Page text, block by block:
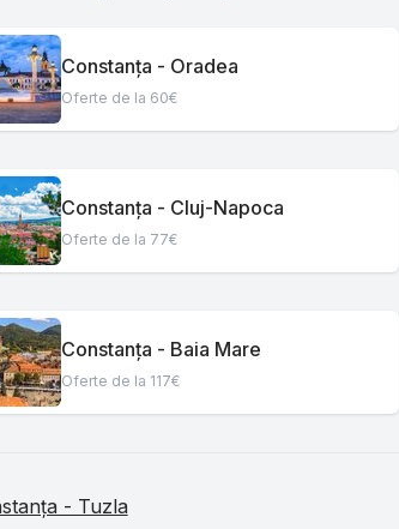
Constanța - Oradea
Oferte de la 60€
Constanța - Cluj-Napoca
Oferte de la 77€
Constanța - Baia Mare
Oferte de la 117€
- Tuzla